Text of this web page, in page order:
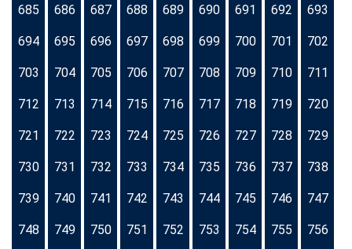
685 686 687 688 689 690 691 692 693
694 695 696 697 698 699 700 701 702
703 704 705 706 707 708 709 710 711
712 713 714 715 716 717 718 719 720
721 722 723 724 725 726 727 728 729
730 731 732 733 734 735 736 737 738
739 740 741 742 743 744 745 746 747
748 749 750 751 752 753 754 755 756